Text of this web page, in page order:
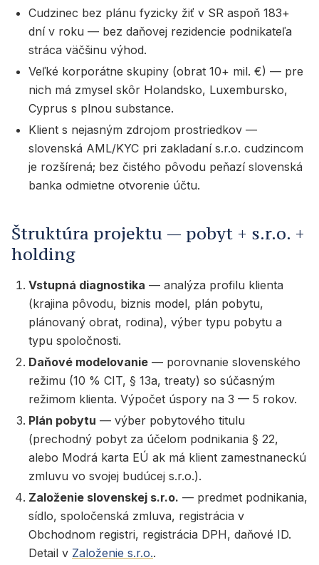
Cudzinec bez plánu fyzicky žiť v SR aspoň 183+
dní v roku — bez daňovej rezidencie podnikateľa
stráca väčšinu výhod.
Veľké korporátne skupiny (obrat 10+ mil. €) — pre
nich má zmysel skôr Holandsko, Luxembursko,
Cyprus s plnou substance.
Klient s nejasným zdrojom prostriedkov —
slovenská AML/KYC pri zakladaní s.r.o. cudzincom
je rozšírená; bez čistého pôvodu peňazí slovenská
banka odmietne otvorenie účtu.
Štruktúra projektu — pobyt + s.r.o. +
holding
Vstupná diagnostika — analýza profilu klienta
(krajina pôvodu, biznis model, plán pobytu,
plánovaný obrat, rodina), výber typu pobytu a
typu spoločnosti.
Daňové modelovanie — porovnanie slovenského
režimu (10 % CIT, § 13a, treaty) so súčasným
režimom klienta. Výpočet úspory na 3 — 5 rokov.
Plán pobytu — výber pobytového titulu
(prechodný pobyt za účelom podnikania § 22,
alebo Modrá karta EÚ ak má klient zamestnaneckú
zmluvu vo svojej budúcej s.r.o.).
Založenie slovenskej s.r.o. — predmet podnikania,
sídlo, spoločenská zmluva, registrácia v
Obchodnom registri, registrácia DPH, daňové ID.
Detail v Založenie s.r.o..